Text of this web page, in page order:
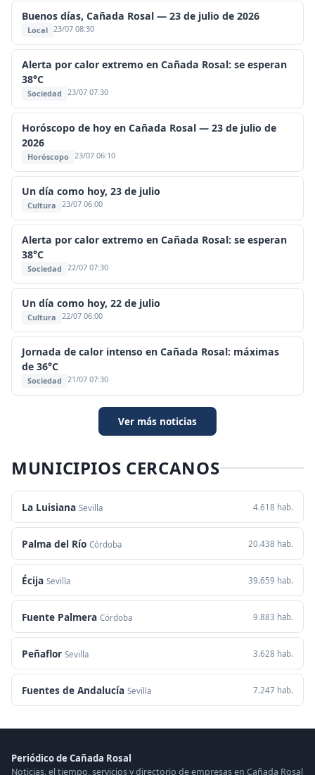
Buenos días, Cañada Rosal — 23 de julio de 2026
Local 23/07 08:30
Alerta por calor extremo en Cañada Rosal: se esperan
38°C
Sociedad 23/07 07:30
Horóscopo de hoy en Cañada Rosal — 23 de julio de
2026
Horóscopo 23/07 06:10
Un día como hoy, 23 de julio
Cultura 23/07 06:00
Alerta por calor extremo en Cañada Rosal: se esperan
38°C
Sociedad 22/07 07:30
Un día como hoy, 22 de julio
Cultura 22/07 06:00
Jornada de calor intenso en Cañada Rosal: máximas
de 36°C
Sociedad 21/07 07:30
Ver más noticias
MUNICIPIOS CERCANOS
La Luisiana Sevilla 4.618 hab.
Palma del Río Córdoba 20.438 hab.
Écija Sevilla 39.659 hab.
Fuente Palmera Córdoba 9.883 hab.
Peñaflor Sevilla 3.628 hab.
Fuentes de Andalucía Sevilla 7.247 hab.
Periódico de Cañada Rosal
Noticias, el tiempo, servicios y directorio de empresas en Cañada Rosal